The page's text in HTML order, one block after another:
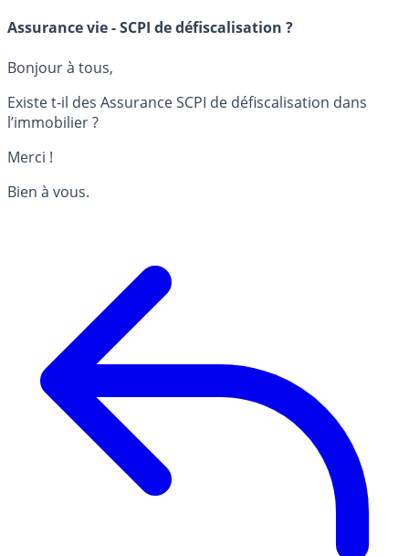
Assurance vie - SCPI de défiscalisation ?
Bonjour à tous,
Existe t-il des Assurance SCPI de défiscalisation dans
l’immobilier ?
Merci !
Bien à vous.